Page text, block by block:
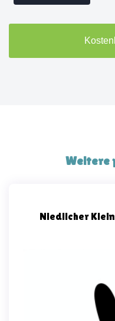
Weitere
Niedlicher